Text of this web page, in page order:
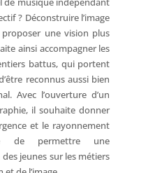
? Déconstruire l’image
une vision plus
ainsi accompagner les
battus, qui portent
reconnus aussi bien
Avec l’ouverture d’un
il souhaite donner
et le rayonnement
permettre une
jeunes sur les métiers